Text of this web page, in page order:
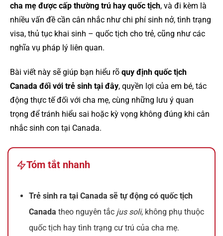
cha mẹ được cấp thường trú hay quốc tịch, và đi kèm là
nhiều vấn đề cần cân nhắc như chi phí sinh nở, tình trạng
visa, thủ tục khai sinh – quốc tịch cho trẻ, cũng như các
nghĩa vụ pháp lý liên quan.
Bài viết này sẽ giúp bạn hiểu rõ quy định quốc tịch
Canada đối với trẻ sinh tại đây, quyền lợi của em bé, tác
động thực tế đối với cha mẹ, cùng những lưu ý quan
trọng để tránh hiểu sai hoặc kỳ vọng không đúng khi cân
nhắc sinh con tại Canada.
Tóm tắt nhanh
Trẻ sinh ra tại Canada sẽ tự động có quốc tịch
Canada theo nguyên tắc jus soli, không phụ thuộc
quốc tịch hay tình trạng cư trú của cha mẹ.